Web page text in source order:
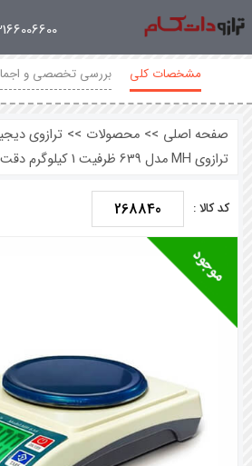
مشخصات کلی بررسی تخصصی و
صفحه اصلی >> محصولات >> ترازوی
ترازوی MH مدل 639 ظرفیت 1 کیلوگرم دقت 0.01 گرم
کد کالا : 268840